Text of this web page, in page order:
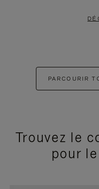
PARCOURIR
Trouvez le
pour